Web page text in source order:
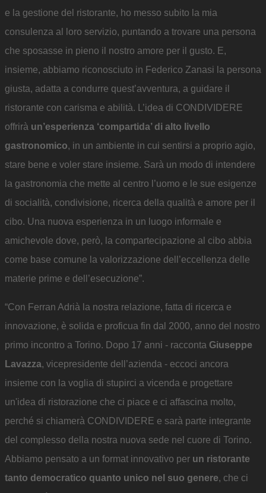
e la gestione del ristorante, ho messo subito la mia
consulenza al loro servizio, puntando a trovare una persona
che sposasse in pieno il nostro amore per il gusto. E,
insieme, abbiamo riconosciuto in Federico Zanasi la persona
giusta, adatta a condurre quest’avventura, a guidare il
ristorante con carisma e abilità. L’idea di CONDIVIDERE
offrirà un’esperienza ‘compartida’ di alto livello
gastronomico, in un ambiente in cui sentirsi a proprio agio,
stare bene e voler stare insieme. Sarà un modo di intendere
la gastronomia che mette al centro l’uomo e le sue esigenze
di socialità, condivisione, ricerca della qualità e amore per il
cibo. Una nuova esperienza in un luogo informale e
amichevole dove, però, la compartecipazione al cibo abbia
come base comune la valorizzazione dell’eccellenza delle
materie prime e dell’esecuzione”.
“Con Ferran Adrià la nostra relazione, fatta di ricerca e
innovazione, è solida e proficua fin dal 2000, anno del nostro
primo incontro a Torino. Dopo 17 anni - racconta Giuseppe
Lavazza, vicepresidente dell’azienda - eccoci ancora
insieme con la voglia di stupirci a vicenda e progettare
un'idea di ristorazione che ci piace e ci affascina molto,
perché si chiamerà CONDIVIDERE e sarà parte integrante
del complesso della nostra nuova sede nel cuore di Torino.
Abbiamo pensato a un format innovativo per un ristorante
tanto democratico quanto unico nel suo genere, che ci